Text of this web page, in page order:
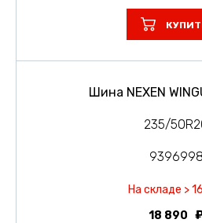
Шина NEXEN
235/
9396998
На складе >
18 890